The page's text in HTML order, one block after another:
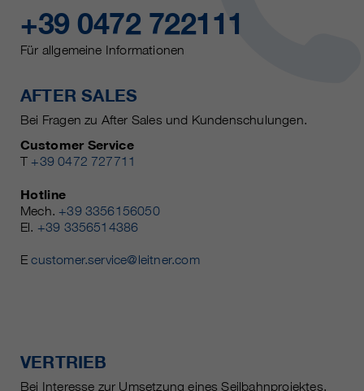
+39 0472 722111
Für allgemeine Informationen
AFTER SALES
Bei Fragen zu After Sales und Kundenschulungen.
Customer Service
T +39 0472 727711
Hotline
Mech. +39 3356156050
El. +39 3356514386
Ecustomer.service@leitner.com
VERTRIEB
Bei Interesse zur Umsetzung eines Seilbahnprojektes.